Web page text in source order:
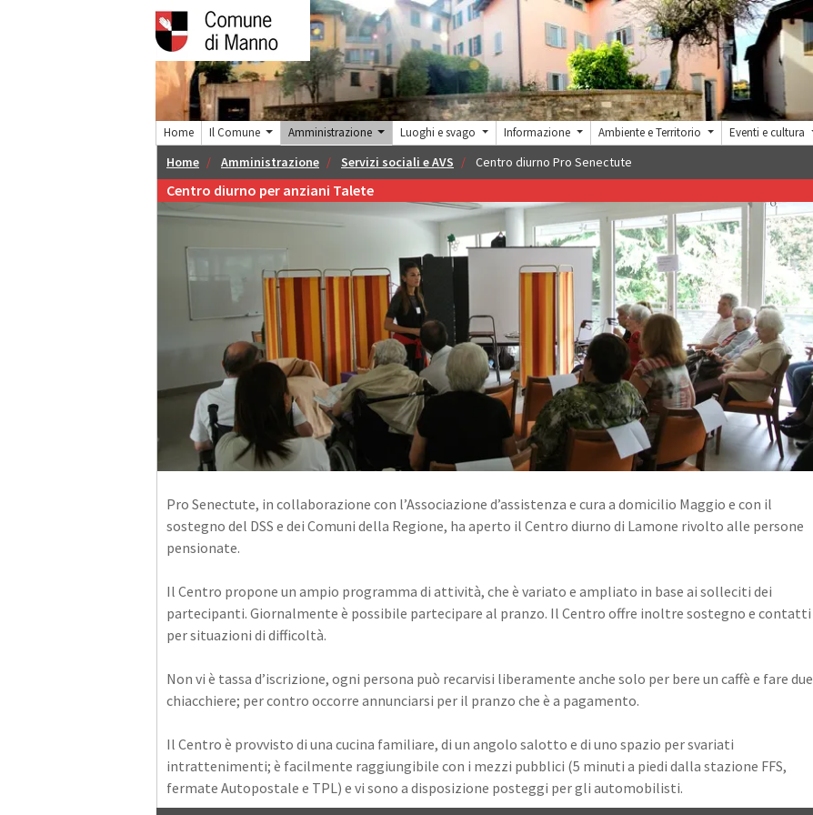
Home Il Comune Amministrazione Luoghi e svago Informazione Ambiente e Territorio Eventi e cultura
Home Amministrazione Servizi sociali e AVS Centro diurno Pro Senectute
Centro diurno per anziani Talete
Pro Senectute, in collaborazione con l’Associazione d’assistenza e cura a domicilio Maggio e con il
sostegno del DSS e dei Comuni della Regione, ha aperto il Centro diurno di Lamone rivolto alle persone
pensionate.
Il Centro propone un ampio programma di attività, che è variato e ampliato in base ai solleciti dei
partecipanti. Giornalmente è possibile partecipare al pranzo. Il Centro offre inoltre sostegno e contatti
per situazioni di difficoltà.
Non vi è tassa d’iscrizione, ogni persona può recarvisi liberamente anche solo per bere un caffè e fare due
chiacchiere; per contro occorre annunciarsi per il pranzo che è a pagamento.
Il Centro è provvisto di una cucina familiare, di un angolo salotto e di uno spazio per svariati
intrattenimenti; è facilmente raggiungibile con i mezzi pubblici (5 minuti a piedi dalla stazione FFS,
fermate Autopostale e TPL) e vi sono a disposizione posteggi per gli automobilisti.